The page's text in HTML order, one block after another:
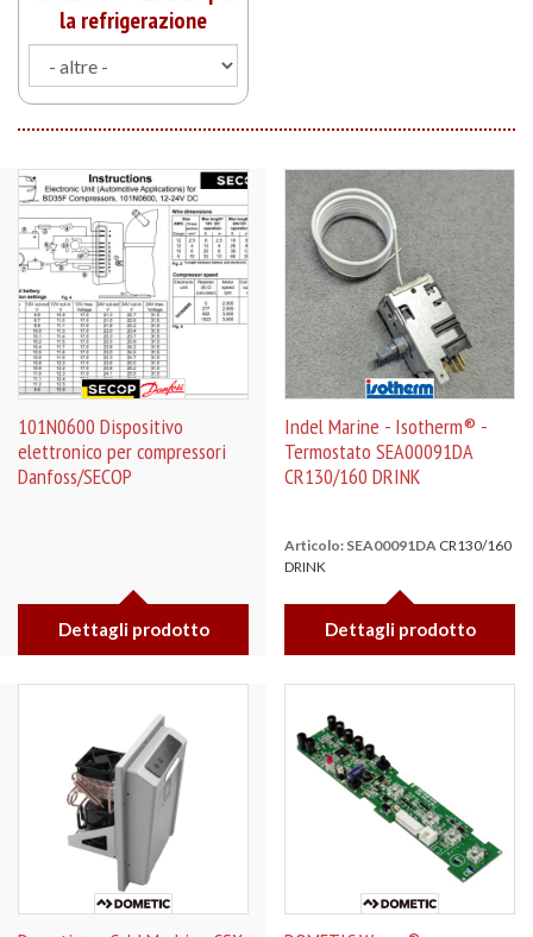
la refrigerazione
101N0600 Dispositivo
elettronico per compressori
Danfoss/SECOP
Dettagli prodotto
Indel Marine - Isotherm® -
Termostato SEA00091DA
CR130/160 DRINK
Articolo: SEA00091DA CR130/160
DRINK
Dettagli prodotto